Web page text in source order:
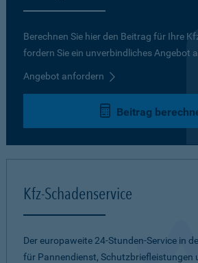
Berechnen Sie hier den Beitrag für Ihre
fordern Sie ein unverbindliches Angebot
Angebot anfordern
Beitrag
Kfz-Schadenservice
Der europaweite 24-Stunden-Service in
für Pannendienst, Schutzbriefleistungen